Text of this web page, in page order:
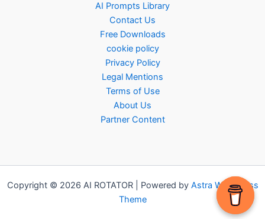
AI Prompts Library
Contact Us
Free Downloads
cookie policy
Privacy Policy
Legal Mentions
Terms of Use
About Us
Partner Content
Copyright © 2026 AI ROTATOR | Powered by Astra WordPress
Theme